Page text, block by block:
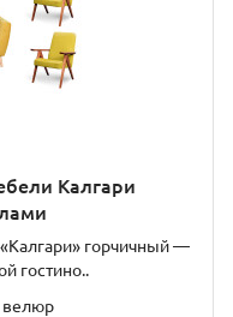
Калгари
горчичный —
гостино..
велюр